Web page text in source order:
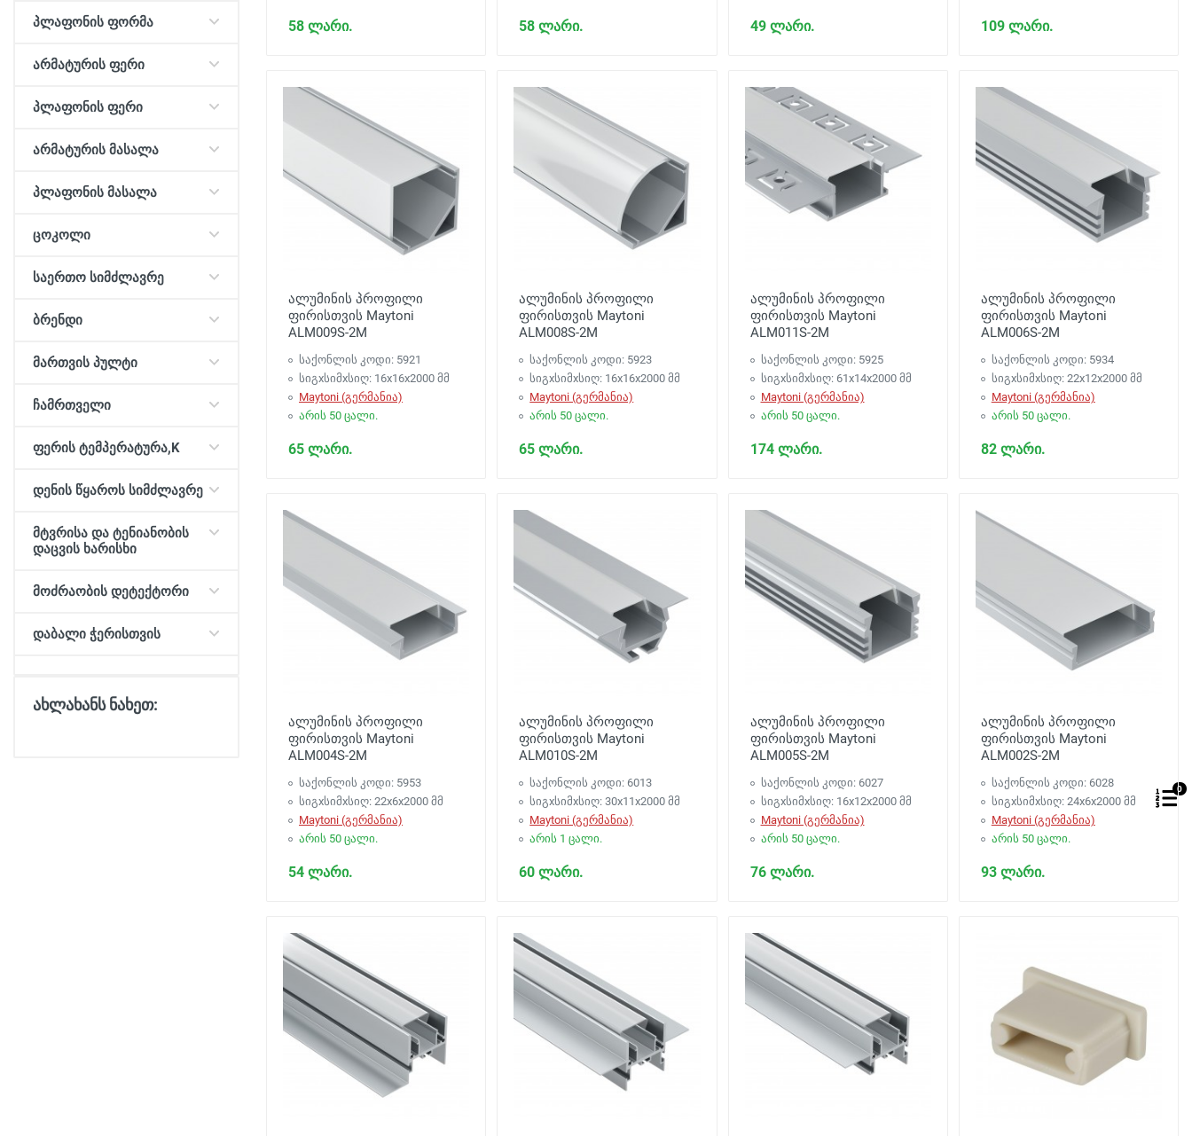
პლაფონის ფორმა
არმატურის ფერი
პლაფონის ფერი
არმატურის მასალა
პლაფონის მასალა
ცოკოლი
საერთო სიმძლავრე
ბრენდი
მართვის პულტი
ჩამრთველი
ფერის ტემპერატურა,K
დენის წყაროს სიმძლავრე
მტვრისა და ტენიანობის
დაცვის ხარისხი
მოძრაობის დეტექტორი
დაბალი ჭერისთვის
ახლახანს ნახეთ:
58 ლარი. 58 ლარი. 49 ლარი. 109 ლარი.
ალუმინის პროფილი
ფირისთვის Maytoni
ALM009S-2M
საქონლის კოდი: 5921
სიგxსიმxსიღ: 16x16x2000 მმ
Maytoni (გერმანია)
არის 50 ცალი.
65 ლარი.
ალუმინის პროფილი
ფირისთვის Maytoni
ALM008S-2M
საქონლის კოდი: 5923
სიგxსიმxსიღ: 16x16x2000 მმ
Maytoni (გერმანია)
არის 50 ცალი.
65 ლარი.
ალუმინის პროფილი
ფირისთვის Maytoni
ALM011S-2M
საქონლის კოდი: 5925
სიგxსიმxსიღ: 61x14x2000 მმ
Maytoni (გერმანია)
არის 50 ცალი.
174 ლარი.
ალუმინის პროფილი
ფირისთვის Maytoni
ALM006S-2M
საქონლის კოდი: 5934
სიგxსიმxსიღ: 22x12x2000 მმ
Maytoni (გერმანია)
არის 50 ცალი.
82 ლარი.
ალუმინის პროფილი
ფირისთვის Maytoni
ALM004S-2M
საქონლის კოდი: 5953
სიგxსიმxსიღ: 22x6x2000 მმ
Maytoni (გერმანია)
არის 50 ცალი.
54 ლარი.
ალუმინის პროფილი
ფირისთვის Maytoni
ALM010S-2M
საქონლის კოდი: 6013
სიგxსიმxსიღ: 30x11x2000 მმ
Maytoni (გერმანია)
არის 1 ცალი.
60 ლარი.
ალუმინის პროფილი
ფირისთვის Maytoni
ALM005S-2M
საქონლის კოდი: 6027
სიგxსიმxსიღ: 16x12x2000 მმ
Maytoni (გერმანია)
არის 50 ცალი.
76 ლარი.
ალუმინის პროფილი
ფირისთვის Maytoni
ALM002S-2M
საქონლის კოდი: 6028
სიგxსიმxსიღ: 24x6x2000 მმ
Maytoni (გერმანია)
არის 50 ცალი.
93 ლარი.
0